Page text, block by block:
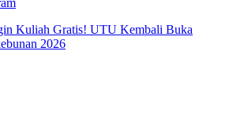
Kuliah Gratis! UTU Kembali Buka
2026